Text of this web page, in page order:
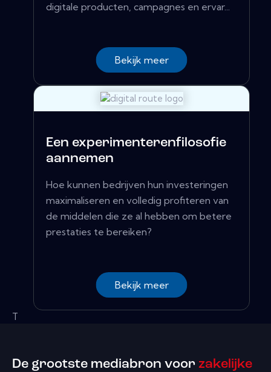
digitale producten, campagnes en ervar...
Bekijk meer
Een experimenterenfilosofie
aannemen
Hoe kunnen bedrijven hun investeringen
maximaliseren en volledig profiteren van
de middelen die ze al hebben om betere
prestaties te bereiken?
Bekijk meer
T
De grootste mediabron voor zakelijke